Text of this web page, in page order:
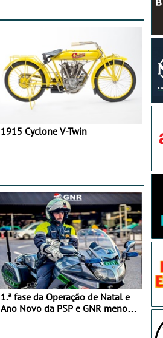
1915 Cyclone V-Twin
1.ª fase da Operação de Natal e
Ano Novo da PSP e GNR menos